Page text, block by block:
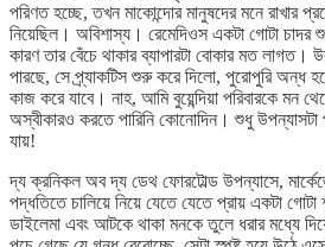
পরিণত হচ্ছে, তখন মাকোন্দোর মানুষদের মনে রাখার
নিয়েছিল। অবিশাস্য। রেমেদিওস একটা গোটা চাদর
কারণ তার বেঁচে থাকার ব্যাপারটা বোকার মত
পারছে, সে প্র্যাকটিস শুরু করে দিলো, পুরোপুরি অন্ধ
কাজ করে যাবে। নাহ, আমি বুয়েন্দিয়া পরিবারকে মন
অস্বীকারও করতে পারিনি কোনোদিন। শুধু
যায়!
দ্য ক্রনিকল অব দ্য ডেথ ফোরটোল্ড উপন্যাসে,
পদ্ধতিতে চালিয়ে নিয়ে যেতে যেতে প্রায় একটা
ডাইলেমা এবং আটকে থাকা মনকে তুলে ধরার মধ্যে